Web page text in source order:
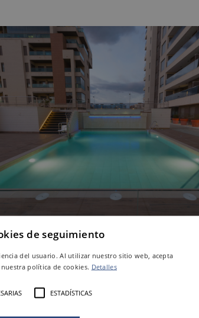
elPortobelloRoble de
en la
spa wellness, la entrada al residencial, la
portal. Paralas zonas exteriores y el spa,
de seguimiento
del usuario. Al utilizar nuestro sitio web, acepta
política de cookies. Detalles
ESTADÍSTICAS